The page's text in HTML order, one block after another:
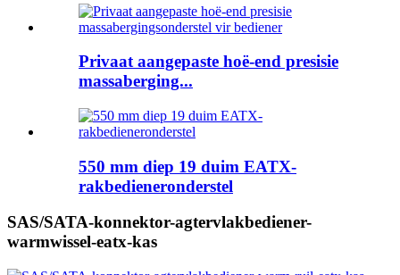
Privaat aangepaste hoë-end presisie
massaberging...
550 mm diep 19 duim EATX-
rakbedieneronderstel
SAS/SATA-konnektor-agtervlakbediener-
warmwissel-eatx-kas